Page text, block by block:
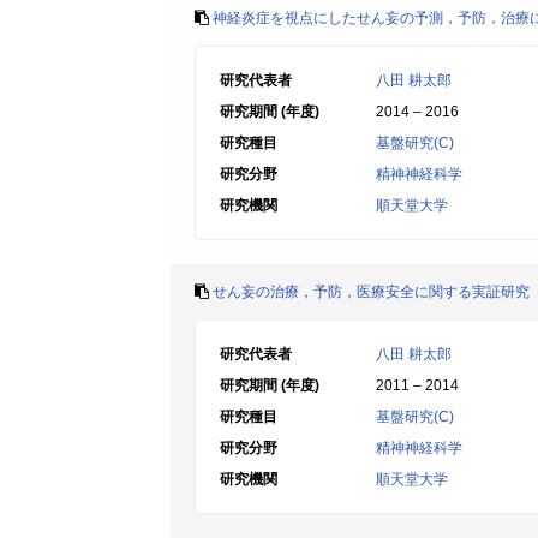
神経炎症を視点にしたせん妄の予測，予防，治療
研究代表者
八田 耕太郎
研究期間 (年度)
2014 – 2016
研究種目
基盤研究(C)
研究分野
精神神経科学
研究機関
順天堂大学
せん妄の治療，予防，医療安全に関する実証研究
研究代表者
八田 耕太郎
研究期間 (年度)
2011 – 2014
研究種目
基盤研究(C)
研究分野
精神神経科学
研究機関
順天堂大学